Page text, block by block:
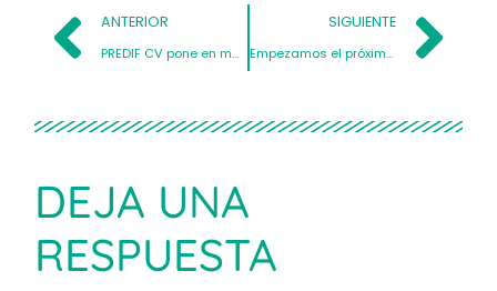
ANTERIOR
PREDIF CV pone en marcha el Servicio Integral de Asistencia Personal
SIGUIENTE
Empezamos el próximo mes de octubre
DEJA UNA
RESPUESTA